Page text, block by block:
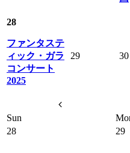
28
ファンタステ
ィック・ガラ
コンサート
2025
29 30
Sun
28
29